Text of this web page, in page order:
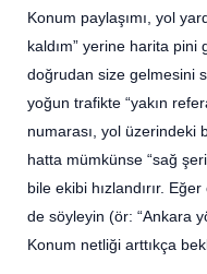
Konum paylaşımı, yol
kaldım” yerine harita
doğrudan size gelmesini
yoğun trafikte “yakın
numarası, yol üzerindeki
hatta mümkünse “sağ
bile ekibi hızlandırır.
de söyleyin (ör: “Ankara
Konum netliği arttıkça